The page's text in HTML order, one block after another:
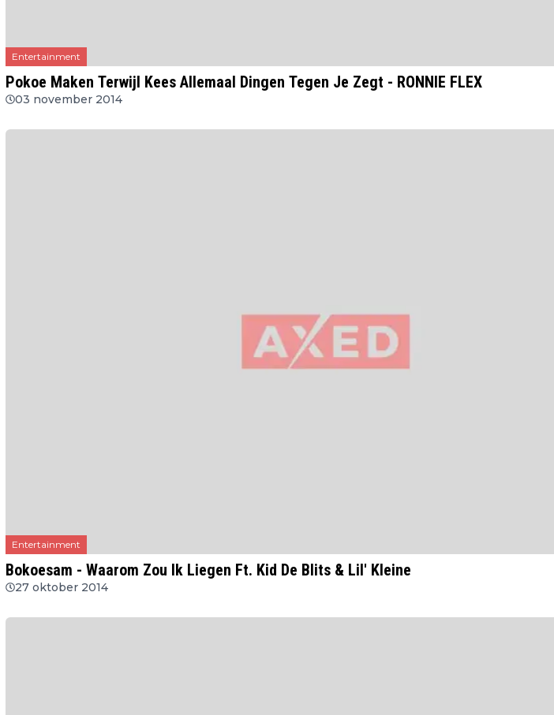
Entertainment
Pokoe Maken Terwijl Kees Allemaal Dingen Tegen Je Zegt - RONNIE FLEX
03 november 2014
Entertainment
Bokoesam - Waarom Zou Ik Liegen Ft. Kid De Blits & Lil' Kleine
27 oktober 2014